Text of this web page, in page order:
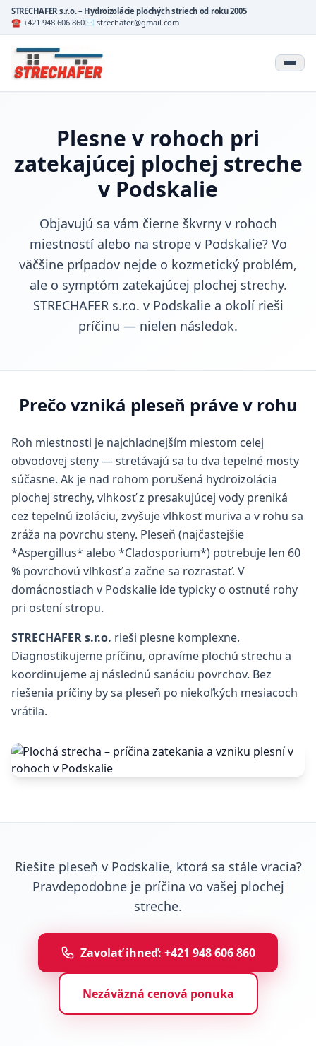
STRECHAFER s.r.o. – Hydroizolácie plochých striech od roku 2005
☎ +421 948 606 860✉ strechafer@gmail.com
Plesne v rohoch pri
zatekajúcej plochej streche
v Podskalie
Objavujú sa vám čierne škvrny v rohoch
miestností alebo na strope v Podskalie? Vo
väčšine prípadov nejde o kozmetický problém,
ale o symptóm zatekajúcej plochej strechy.
STRECHAFER s.r.o. v Podskalie a okolí rieši
príčinu — nielen následok.
Prečo vzniká pleseň práve v rohu
Roh miestnosti je najchladnejším miestom celej
obvodovej steny — stretávajú sa tu dva tepelné mosty
súčasne. Ak je nad rohom porušená hydroizolácia
plochej strechy, vlhkosť z presakujúcej vody preniká
cez tepelnú izoláciu, zvyšuje vlhkosť muriva a v rohu sa
zráža na povrchu steny. Pleseň (najčastejšie
*Aspergillus* alebo *Cladosporium*) potrebuje len 60
% povrchovú vlhkosť a začne sa rozrastať. V
domácnostiach v Podskalie ide typicky o ostnuté rohy
pri ostení stropu.
STRECHAFER s.r.o. rieši plesne komplexne.
Diagnostikujeme príčinu, opravíme plochú strechu a
koordinujeme aj následnú sanáciu povrchov. Bez
riešenia príčiny by sa pleseň po niekoľkých mesiacoch
vrátila.
Riešite pleseň v Podskalie, ktorá sa stále vracia?
Pravdepodobne je príčina vo vašej plochej
streche.
Zavolať ihneď: +421 948 606 860
Nezáväzná cenová ponuka